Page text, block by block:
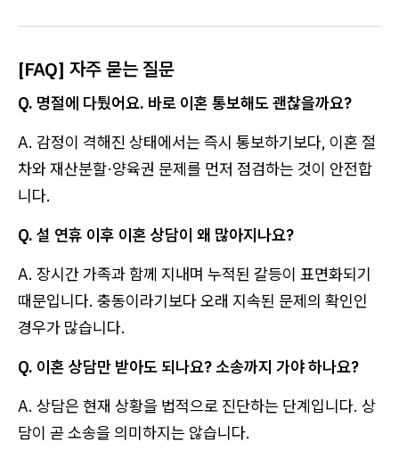
[FAQ] 자주 묻는 질문
Q. 명절에 다퉜어요. 바로 이혼 통보해도 괜찮을까요?
A. 감정이 격해진 상태에서는 즉시 통보하기보다, 이혼 절
차와 재산분할·양육권 문제를 먼저 점검하는 것이 안전합
니다.
Q. 설 연휴 이후 이혼 상담이 왜 많아지나요?
A. 장시간 가족과 함께 지내며 누적된 갈등이 표면화되기
때문입니다. 충동이라기보다 오래 지속된 문제의 확인인
경우가 많습니다.
Q. 이혼 상담만 받아도 되나요? 소송까지 가야 하나요?
A. 상담은 현재 상황을 법적으로 진단하는 단계입니다. 상
담이 곧 소송을 의미하지는 않습니다.